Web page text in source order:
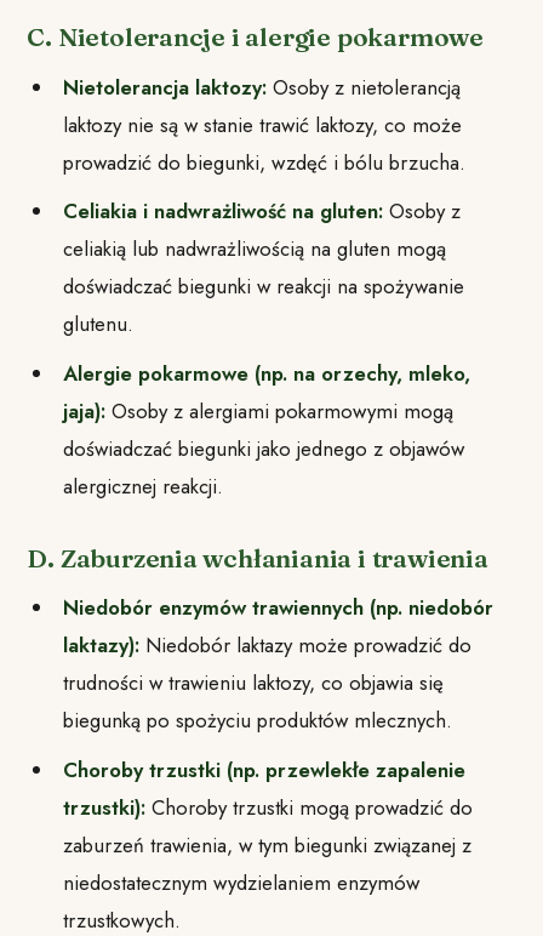
C. Nietolerancje i alergie pokarmowe
Nietolerancja laktozy:Osoby z nietolerancją
laktozy nie są w stanie trawić laktozy, co może
prowadzić do biegunki, wzdęć i bólu brzucha.
Celiakia i nadwrażliwość na gluten:Osoby z
celiakią lub nadwrażliwością na gluten mogą
doświadczać biegunki w reakcji na spożywanie
glutenu.
Alergie pokarmowe (np. na orzechy, mleko,
jaja): Osoby z alergiami pokarmowymi mogą
doświadczać biegunki jako jednego z objawów
alergicznej reakcji.
D. Zaburzenia wchłaniania i trawienia
Niedobór enzymów trawiennych (np. niedobór
laktazy): Niedobór laktazy może prowadzić do
trudności w trawieniu laktozy, co objawia się
biegunką po spożyciu produktów mlecznych.
Choroby trzustki (np. przewlekłe zapalenie
trzustki): Choroby trzustki mogą prowadzić do
zaburzeń trawienia, w tym biegunki związanej z
niedostatecznym wydzielaniem enzymów
trzustkowych.